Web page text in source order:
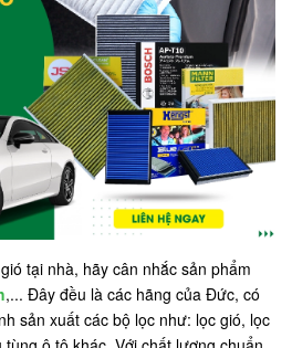
tại nhà, hãy cân nhắc sản phẩm
,... Đây đều là các hãng của Đức, có
sản xuất các bộ lọc như: lọc gió, lọc